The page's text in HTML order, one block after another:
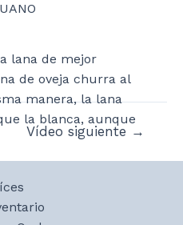
lana de mejor
de oveja churra al
manera, la lana
la blanca, aunque
Vídeo siguiente →